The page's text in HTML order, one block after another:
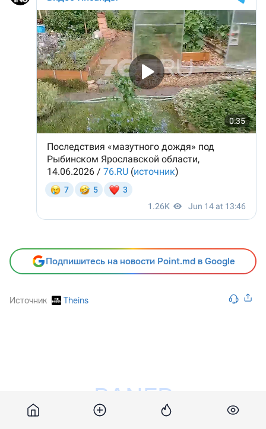
Подпишитесь на новости Point.md в Google
Источник Theins